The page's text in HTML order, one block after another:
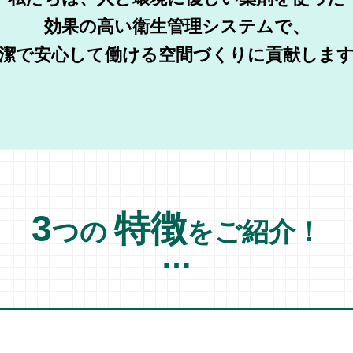
効果の高い衛生管理システムで、
で安心して働ける空間づくりに貢献しま
3つの特徴をご紹介！